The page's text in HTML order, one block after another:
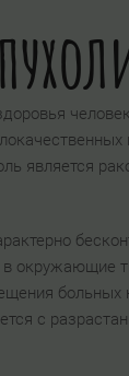
является
окружающие
больных
с